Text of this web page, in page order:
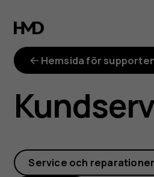
Hur
kan
jag
beskära
och
Hemsida för
Service och reparationer